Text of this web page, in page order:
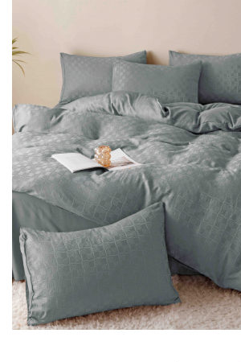
Lenjerii De Pat Creponate
Lenjerii De Pat Bumbac Poplin 2
Persoane
Lenjerii De Pat Bumbac Poplin,
Matlasate, 2 Persoane
Lenjerii De Pat Bumbac Satinat 2
Persoane
Lenjerii De Pat Volanase
Lenjerii De Pat, Finet Premium 3D,
2 Persoane
Lenjerii De Pat Jacquard
Lenjerii De Pat Catifea
Lenjerii De Pat Cocolino